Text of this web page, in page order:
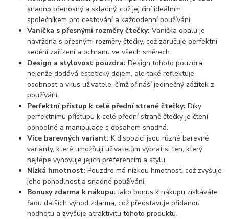
snadno přenosný a skladný, což jej činí ideálním
společníkem pro cestování a každodenní používání.
Vanička s přesnými rozměry čtečky: Vanička obalu je
navržena s přesnými rozměry čtečky, což zaručuje perfektní
sedění zařízení a ochranu ve všech směrech.
Design a stylovost pouzdra: Design tohoto pouzdra
nejenže dodává estetický dojem, ale také reflektuje
osobnost a vkus uživatele, čímž přináší jedinečný zážitek z
používání.
Perfektní přístup k celé přední straně čtečky: Díky
perfektnímu přístupu k celé přední straně čtečky je čtení
pohodlné a manipulace s obsahem snadná.
Více barevných variant: K dispozici jsou různé barevné
varianty, které umožňují uživatelům vybrat si ten, který
nejlépe vyhovuje jejich preferencím a stylu.
Nízká hmotnost: Pouzdro má nízkou hmotnost, což zvyšuje
jeho pohodlnost a snadné používání.
Bonusy zdarma k nákupu: Jako bonus k nákupu získáváte
řadu dalších výhod zdarma, což představuje přidanou
hodnotu a zvyšuje atraktivitu tohoto produktu.